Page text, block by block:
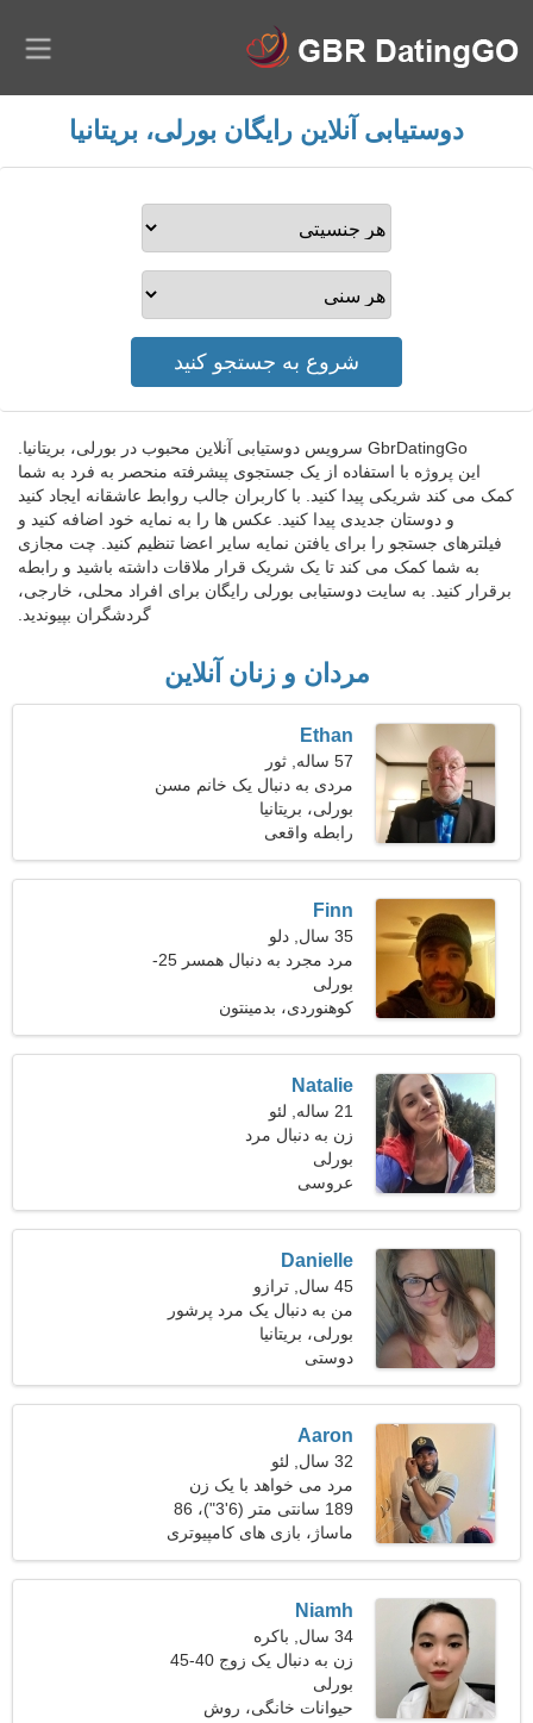
دوستیابی آنلاین رایگان بورلی، بریتانیا
GbrDatingGo سرویس دوستیابی آنلاین محبوب در بورلی، بریتانیا.
این پروژه با استفاده از یک جستجوی پیشرفته منحصر به فرد به شما
کمک می کند شریکی پیدا کنید. با کاربران جالب روابط عاشقانه ایجاد کنید
و دوستان جدیدی پیدا کنید. عکس ها را به نمایه خود اضافه کنید و
فیلترهای جستجو را برای یافتن نمایه سایر اعضا تنظیم کنید. چت مجازی
به شما کمک می کند تا یک شریک قرار ملاقات داشته باشید و رابطه
برقرار کنید. به سایت دوستیابی بورلی رایگان برای افراد محلی، خارجی،
گردشگران بپیوندید.
مردان و زنان آنلاین
Ethan
57 ساله, ثور
مردی به دنبال یک خانم مسن
بورلی، بریتانیا
رابطه واقعی
Finn
35 سال, دلو
مرد مجرد به دنبال همسر 25-
30
بورلی
کوهنوردی، بدمینتون
Natalie
21 ساله, لئو
زن به دنبال مرد
بورلی
عروسی
Danielle
45 سال, ترازو
من به دنبال یک مرد پرشور
برای زندگی هستم
بورلی، بریتانیا
دوستی
Aaron
32 سال, لئو
مرد می خواهد با یک زن
ملاقات کند
189 سانتی متر (6'3")، 86
کیلوگرم (189 پوند)
ماساژ، بازی های کامپیوتری
Niamh
34 سال, باکره
زن به دنبال یک زوج 40-45
بورلی
حیوانات خانگی، روش